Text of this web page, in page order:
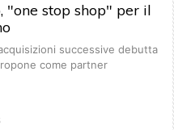
"one stop shop" per il
successive debutta
come partner